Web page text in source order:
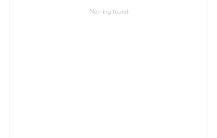
Nothing found